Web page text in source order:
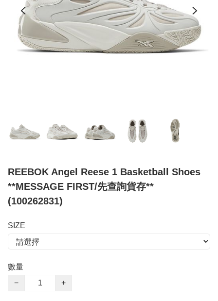
REEBOK Angel Reese 1 Basketball Shoes
**MESSAGE FIRST/先查詢貨存**
(100262831)
SIZE
數量
−
+